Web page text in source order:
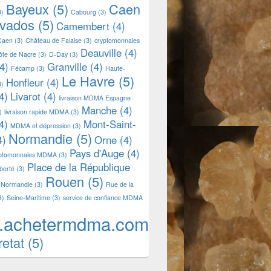
Bayeux (5) Cabourg (3) Caen
(5) Camembert (4)
(3) Château de Falaise (3) cryptomonnaies
de Nacre(3) D-Day (3) Deauville (4)
Fécamp (3) Granville (4) Haute-
Honfleur (4) Le Havre (5)
Livarot (4) livraison MDMA Espagne
livraison rapide MDMA (3) Manche (4)
MDMA et dépression (3) Mont-Saint-
Normandie (5) Orne (4)
MDMA (3) Pays d'Auge (4)
(3) Place de la République
(3) Rouen (5) Rue de la
Seine-Maritime (3) service de confiance MDMA
(5)